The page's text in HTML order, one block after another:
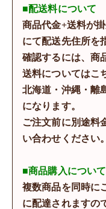
■配送料について
商品代金+送料が
にて配送先住所を
確認するには、商
送料についてはこ
北海道・沖縄・離
になります。
ご注文前に別途料
い合わせください。
■商品購入について
複数商品を同時に
に配達されますの